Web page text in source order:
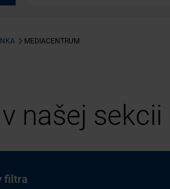
MEDIACENTRUM
našej
filtra